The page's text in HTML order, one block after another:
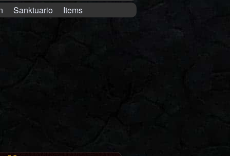
Sanktuario Items